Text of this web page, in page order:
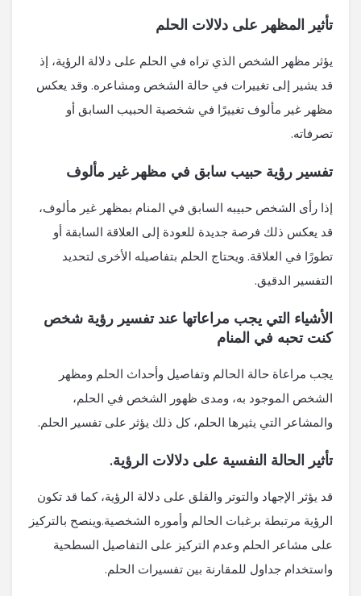
تأثير المظهر على دلالات الحلم
يؤثر مظهر الشخص الذي تراه في الحلم على دلالة الرؤية، إذ
قد يشير إلى تغييرات في حالة الشخص ومشاعره. وقد يعكس
مظهر غير مألوف تغييرًا في شخصية الحبيب السابق أو
تصرفاته.
تفسير رؤية حبيب سابق في مظهر غير مألوف
إذا رأى الشخص حبيبه السابق في المنام بمظهر غير مألوف،
قد يعكس ذلك فرصة جديدة للعودة إلى العلاقة السابقة أو
تطورًا في العلاقة. ويحتاج الحلم بتفاصيله الأخرى لتحديد
التفسير الدقيق.
الأشياء التي يجب مراعاتها عند تفسير رؤية شخص
كنت تحبه في المنام
يجب مراعاة حالة الحالم وتفاصيل وأحداث الحلم ومظهر
الشخص الموجود به، ومدى ظهور الشخص في الحلم،
والمشاعر التي يثيرها الحلم، كل ذلك يؤثر على تفسير الحلم.
تأثير الحالة النفسية على دلالات الرؤية.
قد يؤثر الإجهاد والتوتر والقلق على دلالة الرؤية، كما قد تكون
الرؤية مرتبطة برغبات الحالم وأموره الشخصية.وينصح بالتركيز
على مشاعر الحلم وعدم التركيز على التفاصيل السطحية
واستخدام جداول للمقارنة بين تفسيرات الحلم.